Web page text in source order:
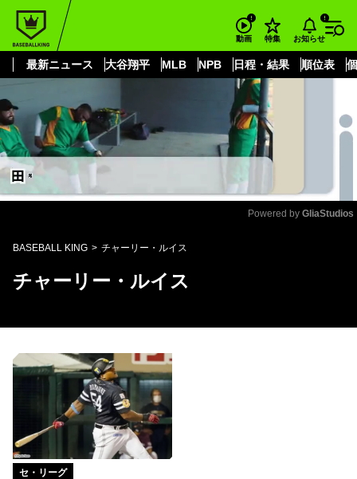
動画 特集 お知らせ
最新ニュース 大谷翔平 MLB NPB 日程・結果 順位表
もっと見る
Powered by GliaStudios
BASEBALL KING チャーリー・ルイス
チャーリー・ルイス
セ・リーグ